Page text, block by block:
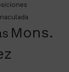
Mons.